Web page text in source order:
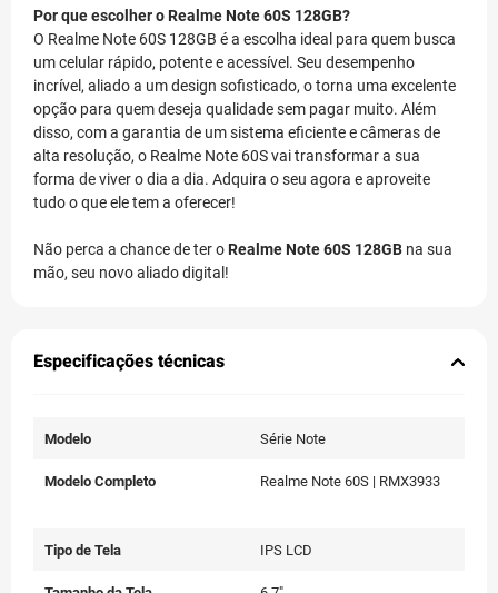
Por que escolher o Realme Note 60S 128GB?
O Realme Note 60S 128GB é a escolha ideal para quem busca
um celular rápido, potente e acessível. Seu desempenho
incrível, aliado a um design sofisticado, o torna uma excelente
opção para quem deseja qualidade sem pagar muito. Além
disso, com a garantia de um sistema eficiente e câmeras de
alta resolução, o Realme Note 60S vai transformar a sua
forma de viver o dia a dia. Adquira o seu agora e aproveite
tudo o que ele tem a oferecer!
Não perca a chance de ter oRealme Note 60S 128GB na sua
mão, seu novo aliado digital!
Especificações técnicas
Modelo Série Note
Modelo Completo Realme Note 60S | RMX3933
Tipo de Tela IPS LCD